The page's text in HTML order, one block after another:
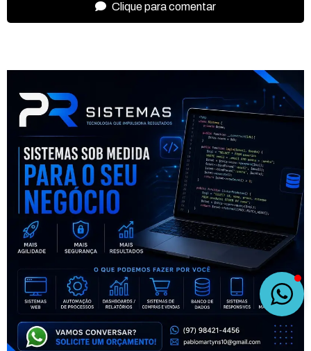
Clique para comentar